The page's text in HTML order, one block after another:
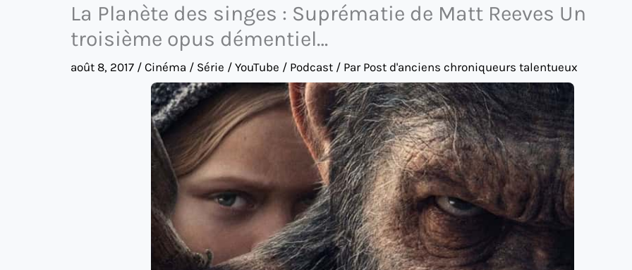
La Planète des singes : Suprématie de Matt Reeves Un
troisième opus démentiel…
août 8, 2017 / Cinéma / Série / YouTube / Podcast / Par Post d'anciens chroniqueurs talentueux